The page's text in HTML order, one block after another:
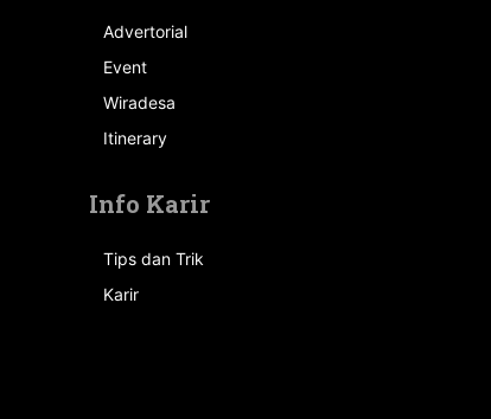
Advertorial
Event
Wiradesa
Itinerary
Info Karir
Tips dan Trik
Karir